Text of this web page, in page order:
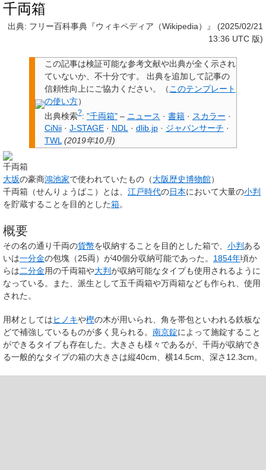
千両箱
出典: フリー百科事典『ウィキペディア（Wikipedia）』 (2025/02/21
13:36 UTC 版)
この記事は検証可能な参考文献や出典が全く示され
ていないか、不十分です。
出典を追加して記事の
信頼性向上にご協力ください。
（ このテンプレート
の使い方）
出典検索?: "千両箱"– ニュース · 書籍 · スカラー ·
CiNii · J-STAGE · NDL · dlib.jp · ジャパンサーチ ·
TWL (2019年10月)
千両箱
大坂の豪商鴻池家で使われていたもの（大阪歴史博物館）
千両箱 （せんりょうばこ）とは、 江戸時代の日本において大量の小判
を貯蔵することを目的とした箱。
概要
その名の通り千両の貨幣を収納することを目的とした箱で、 小判ある
いは一分金の包塊（25両）が40個分収納可能であった。 1854年頃か
らは二分金用の千両箱や大判が収納可能なタイプも使用されるように
なっている。また、派生として五千両箱や万両箱なども作られ、使用
された。
用材としてはヒノキや樫の木が用いられ、角を帯包といわれる鉄板な
どで補強しているものが多く見られる。 南京錠によって施錠すること
ができるタイプも存在した。大きさも様々であるが、千両が収納でき
る一般的なタイプの箱の大きさは縦40cm、横14.5cm、深さ12.3cm。